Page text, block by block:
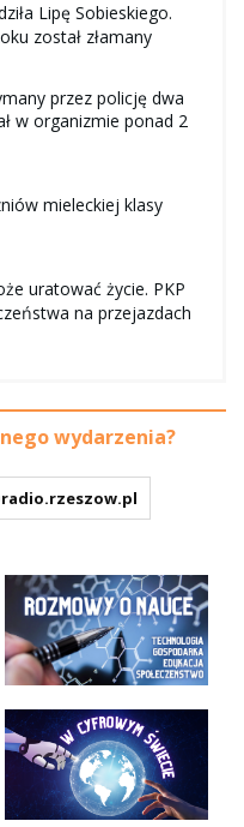
Lipę Sobieskiego.
został złamany
przez policję dwa
w organizmie ponad 2
mieleckiej klasy
uratować życie. PKP
na przejazdach
wydarzenia?